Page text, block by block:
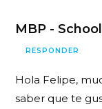
MBP -
RESPONDER
Hola Felipe,
saber que te